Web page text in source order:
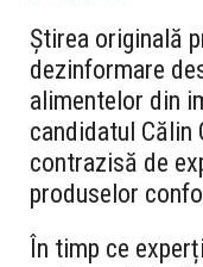
Știrea originală
dezinformare
alimentelor din
candidatul Călin
contrazisă de
produselor
În timp ce